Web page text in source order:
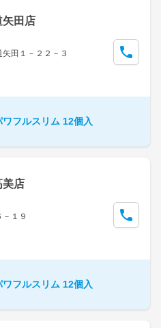
矢田店
田１－２２－３
フルスリム 12個入
美店
１９
フルスリム 12個入